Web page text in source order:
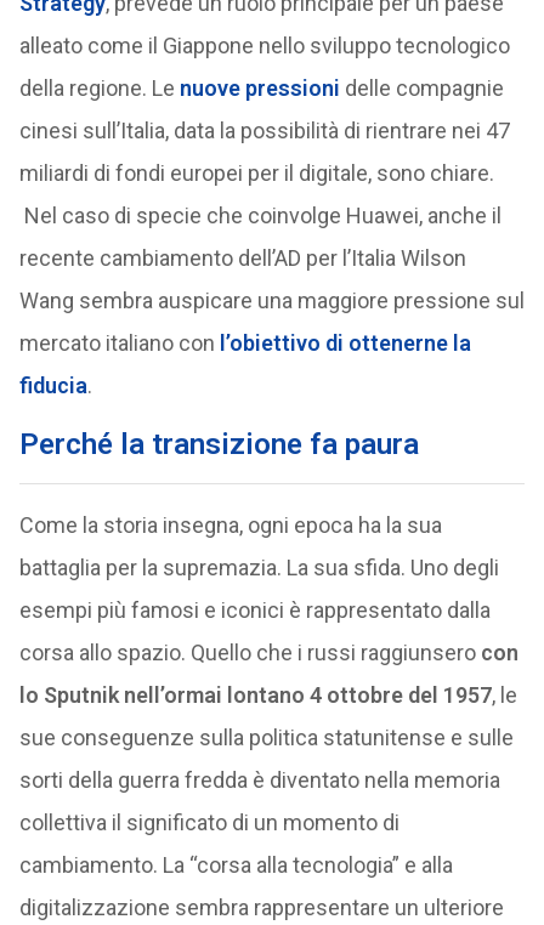
alleato come il Giappone nello sviluppo tecnologico
della regione. Le nuove pressioni delle compagnie
cinesi sull’Italia, data la possibilità di rientrare nei 47
miliardi di fondi europei per il digitale, sono chiare.
Nel caso di specie che coinvolge Huawei, anche il
recente cambiamento dell’AD per l’Italia Wilson
Wang sembra auspicare una maggiore pressione sul
mercato italiano con l’obiettivo di ottenerne la
fiducia.
Perché la transizione fa paura
Come la storia insegna, ogni epoca ha la sua
battaglia per la supremazia. La sua sfida. Uno degli
esempi più famosi e iconici è rappresentato dalla
corsa allo spazio. Quello che i russi raggiunsero con
lo Sputnik nell’ormai lontano 4 ottobre del 1957, le
sue conseguenze sulla politica statunitense e sulle
sorti della guerra fredda è diventato nella memoria
collettiva il significato di un momento di
cambiamento. La “corsa alla tecnologia” e alla
digitalizzazione sembra rappresentare un ulteriore